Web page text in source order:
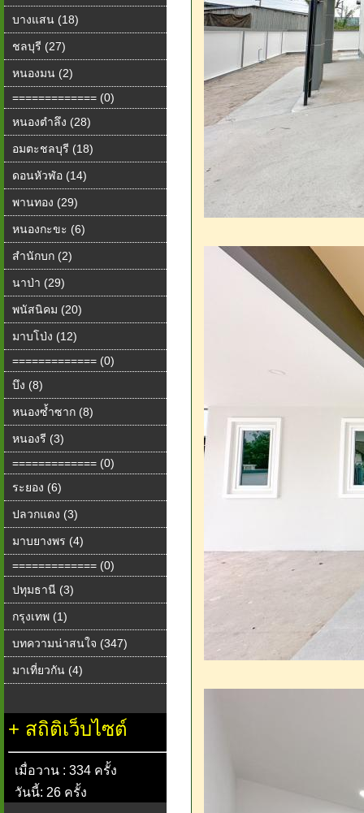
บางแสน (18)
ชลบุรี (27)
หนองมน (2)
============= (0)
หนองตำลึง (28)
อมตะชลบุรี (18)
ดอนหัวฬ่อ (14)
พานทอง (29)
หนองกะขะ (6)
สำนักบก (2)
นาป่า (29)
พนัสนิคม (20)
มาบโป่ง (12)
============= (0)
บึง (8)
หนองซ้ำซาก (8)
หนองรี (3)
============= (0)
ระยอง (6)
ปลวกแดง (3)
มาบยางพร (4)
============= (0)
ปทุมธานี (3)
กรุงเทพ (1)
บทความน่าสนใจ (347)
มาเที่ยวกัน (4)
+ สถิติเว็บไซต์
เมื่อวาน : 334 ครั้ง
วันนี้: 26 ครั้ง